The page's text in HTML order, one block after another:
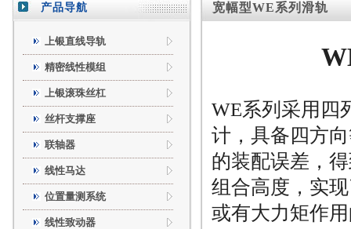
宽幅型WE系列滑轨
WE系列采用四
计，具备四方
的装配误差，
组合高度，实
或有大力矩作
产品导航
上银直线导轨
精密线性模组
上银滚珠丝杠
丝杆支撑座
联轴器
线性马达
位置量测系统
线性致动器